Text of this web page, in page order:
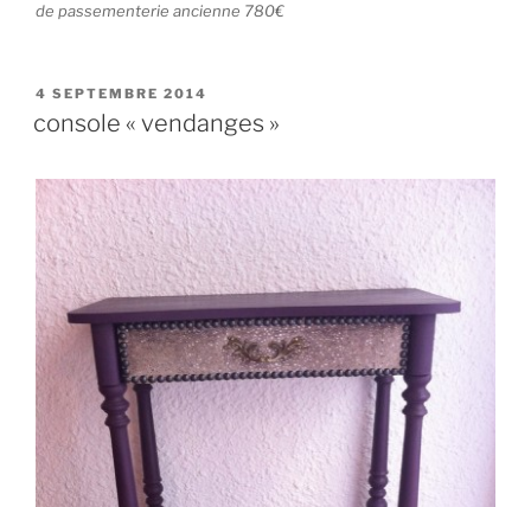
de passementerie ancienne 780€
PUBLIÉ
4 SEPTEMBRE 2014
console « vendanges »